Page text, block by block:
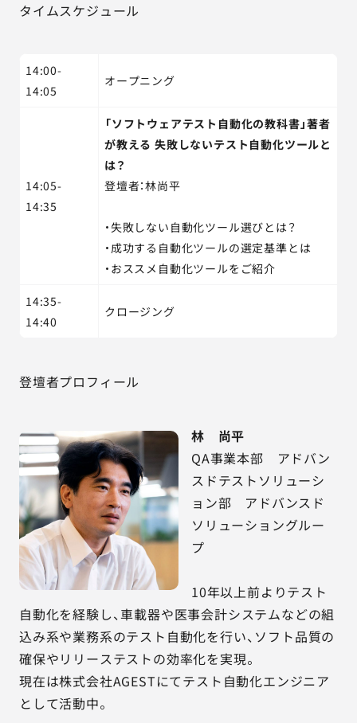
タイムスケジュール
14:00-
14:05
オープニング
14:05-
14:35
「ソフトウェアテスト自動化の教科書」著者
が教える 失敗しないテスト自動化ツールと
は？
登壇者：林尚平
・失敗しない自動化ツール選びとは？
・成功する自動化ツールの選定基準とは
・おススメ自動化ツールをご紹介
14:35-
14:40
クロージング
登壇者プロフィール
林 尚平
QA事業本部 アドバン
スドテストソリューシ
ョン部 アドバンスド
ソリューショングルー
プ
10年以上前よりテスト
自動化を経験し、車載器や医事会計システムなどの組
込み系や業務系のテスト自動化を行い、ソフト品質の
確保やリリーステストの効率化を実現。
現在は株式会社AGESTにてテスト自動化エンジニア
として活動中。